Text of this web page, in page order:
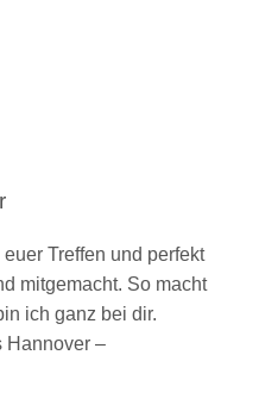
Treffen und perfekt
mitgemacht. So macht
ich ganz bei dir.
Hannover –